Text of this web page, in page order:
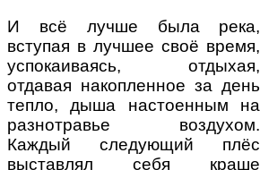
И всё лучше была река,
вступая в лучшее своё время,
успокаиваясь, отдыхая,
отдавая накопленное за день
тепло, дыша настоенным на
разнотравье воздухом.
Каждый следующий плёс
выставлял себя краше